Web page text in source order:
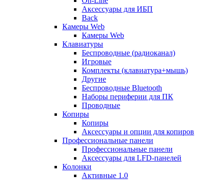
Аксессуары для ИБП
Back
Камеры Web
Камеры Web
Клавиатуры
Беспроводные (радиоканал)
Игровые
Комплекты (клавиатура+мышь)
Другие
Беспроводные Bluetooth
Наборы периферии для ПК
Проводные
Копиры
Копиры
Аксессуары и опции для копиров
Профессиональные панели
Профессиональные панели
Аксессуары для LFD-панелей
Колонки
Активные 1.0